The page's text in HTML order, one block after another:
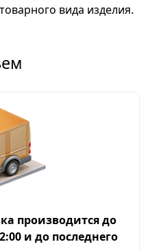
вида изделия.
производится до
и до последнего